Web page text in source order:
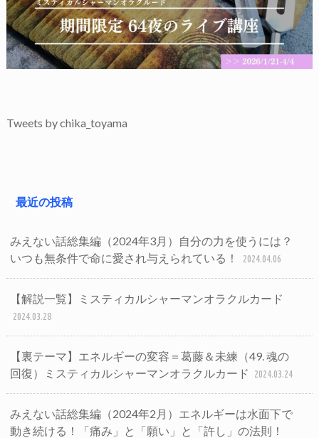
Tweets by chika_toyama
最近の投稿
みえない話総集編（2024年3月）自分の力を使うには？
いつも無条件で命に愛され与えられている！
2024.04.06
【解説一覧】ミスティカルシャーマンオラクルカード
2024.03.28
【裏テーマ】エネルギーの変容＝葛藤＆未練（49. 魂の
回復）ミスティカルシャーマンオラクルカード
2024.03.24
みえない話総集編（2024年2月）エネルギーは水面下で
動き続ける！「痛み」と「願い」と「許し」の法則！